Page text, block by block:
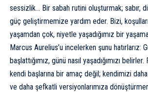
sessizlik… Bir sabah rutini oluşturmak; sabır,
güç geliştirmemize yardım eder. Bizi,
yaşamdan çok, niyetle yaşadığımız bir
Marcus Aurelius’u incelerken şunu hatırlarız:
başlattığımız, günü nasıl yaşadığımızı
kendi başlarına bir amaç değil; kendimizi
ve daha şefkatli versiyonlarımıza